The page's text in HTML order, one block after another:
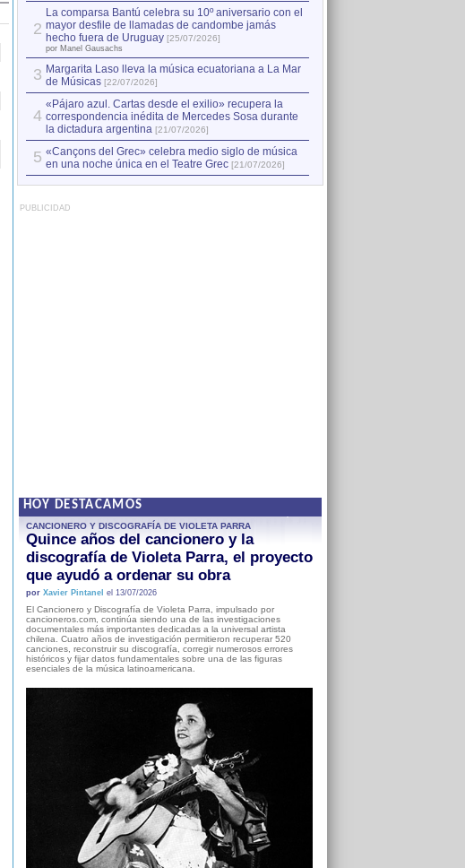
2
La comparsa Bantú celebra su 10º aniversario con el
mayor desfile de llamadas de candombe jamás
hecho fuera de Uruguay [25/07/2026]
por Manel Gausachs
3 Margarita Laso lleva la música ecuatoriana a La Mar
de Músicas [22/07/2026]
4
«Pájaro azul. Cartas desde el exilio» recupera la
correspondencia inédita de Mercedes Sosa durante
la dictadura argentina [21/07/2026]
5 «Cançons del Grec» celebra medio siglo de música
en una noche única en el Teatre Grec [21/07/2026]
PUBLICIDAD
HOY DESTACAMOS
CANCIONERO Y DISCOGRAFÍA DE VIOLETA PARRA
Quince años del cancionero y la
discografía de Violeta Parra, el proyecto
que ayudó a ordenar su obra
por Xavier Pintanel el 13/07/2026
El Cancionero y Discografía de Violeta Parra, impulsado por
cancioneros.com, continúa siendo una de las investigaciones
documentales más importantes dedicadas a la universal artista
chilena. Cuatro años de investigación permitieron recuperar 520
canciones, reconstruir su discografía, corregir numerosos errores
históricos y fijar datos fundamentales sobre una de las figuras
esenciales de la música latinoamericana.